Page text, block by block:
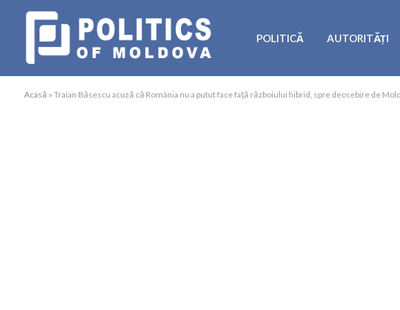
POLITICĂ AUTORITĂȚI
Acasă » Traian Băsescu acuză că România nu a putut face față războiului hibrid, spre deosebire de